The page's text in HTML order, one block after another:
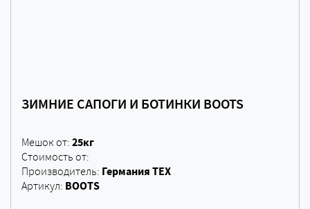
ЗИМНИЕ САПОГИ И БОТИНКИ BOOTS
Мешок от: 25кг
Стоимость от:
Производитель: Германия ТЕХ
Артикул: BOOTS